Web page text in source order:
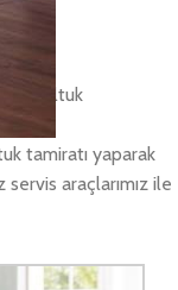
koltuk
tamiratı yaparak
araçlarımız ile